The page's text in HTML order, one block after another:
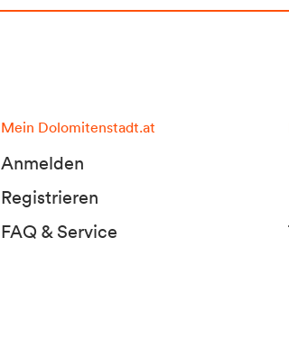
Mein Dolomitenstadt.at
Anmelden
Registrieren
FAQ & Service